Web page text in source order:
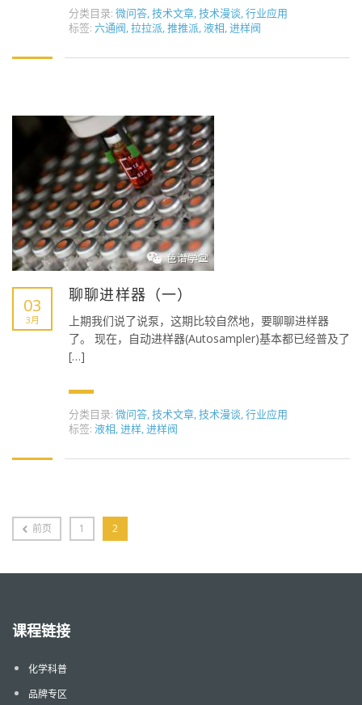
分类目录: 微问答,技术文章,技术漫谈,行业应用
标签: 六通阀,拉拉派,推推派,液相,进样阀
03
3月
聊聊进样器（一）
上期我们说了说泵，这期比较自然地，要聊聊进样器
了。 现在，自动进样器(Autosampler)基本都已经普及了
[…]
分类目录: 微问答,技术文章,技术漫谈,行业应用
标签: 液相,进样,进样阀
前页 1 2
课程链接
化学科普
品牌专区